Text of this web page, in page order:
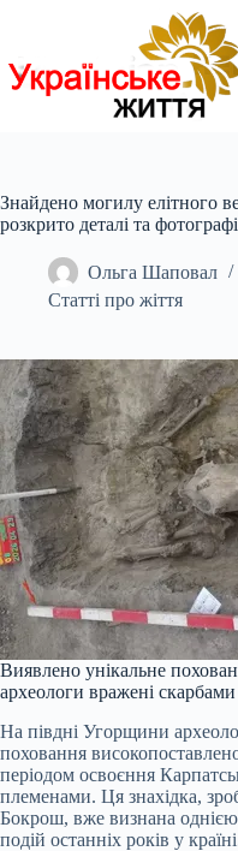
Знайдено могилу елітного
розкрито деталі та
Ольга Шаповал
Статті про жіття
Виявлено унікальне
археологи вражені скарбами
На півдні Угорщини
поховання
періодом освоєння
племенами. Ця знахідка,
Бокрош, вже визнана
подій останніх років у